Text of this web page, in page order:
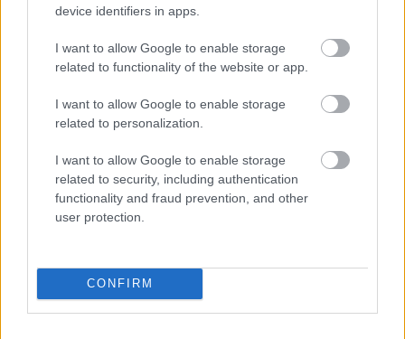
device identifiers in apps.
I want to allow Google to enable storage
related to functionality of the website or app.
I want to allow Google to enable storage
related to personalization.
I want to allow Google to enable storage
related to security, including authentication
functionality and fraud prevention, and other
user protection.
CONFIRM
Címlapfotó: Viacheslav Bublyk / Unsplash